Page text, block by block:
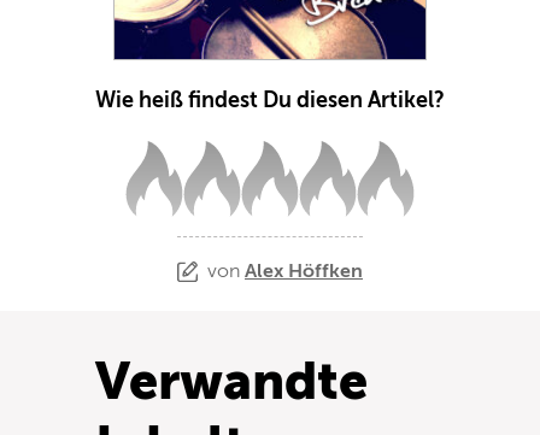
Wie heiß findest Du diesen Artikel?
von Alex Höffken
Verwandte